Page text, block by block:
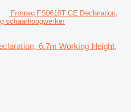
Fronteq FS0610T CE Declaration,
schaarhoogwerker
6.7m Working Height,